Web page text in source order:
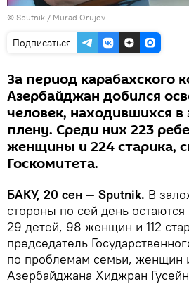
© Sputnik / Murad Orujov
Подписаться
За период карабахского
Азербайджан добился
человек, находившихся в
плену. Среди них 223
женщины и 224 старика,
Госкомитета.
БАКУ, 20 сен — Sputnik. В
стороны по сей день
29 детей, 98 женщин и 112
председатель
по проблемам семьи, женщин
Азербайджана Хиджран